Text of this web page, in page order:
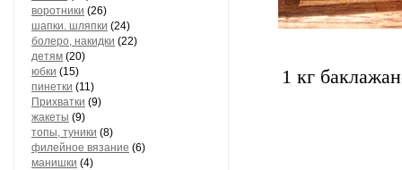
воротники (26)
шапки. шляпки (24)
болеро, накидки (22)
детям (20)
юбки (15)
пинетки (11)
Прихватки (9)
жакеты (9)
топы, туники (8)
филейное вязание (6)
манишки (4)
1 кг